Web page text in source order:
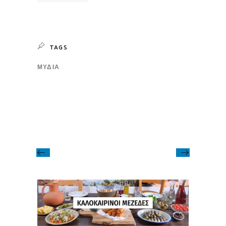
TAGS
ΜΎΔΙΑ